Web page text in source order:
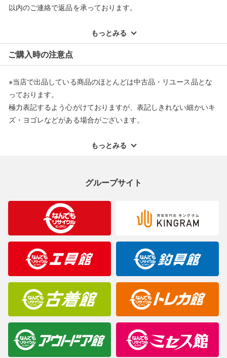
以内のご連絡で返品を承っております。
配送料ともに当社負担で対応いたします。
※オンラインストアで購入頂いた商品は、店頭での返品はお受け
できません。また、商品の修理及び交換に関しては承ることがで
返品・交換について
もっとみる
ご購入時の注意点
※当店で出品している商品のほとんどは中古品・リユース品とな
っております。
極力表記するよう心がけておりますが、表記しきれない細かいキ
ズ・ヨゴレなどがある場合がございます。
ご理解くださいますようお願い申し上げます。
合がございますのでご了承ください。
※表記したカラー名は、当社が判断した名称を掲載しています。
製造元が定めたカラー名と異なることもあります。色調などご不
明なことがありましたらご購入前にお問い合わせください。
商品について
もっとみる
グループサイト